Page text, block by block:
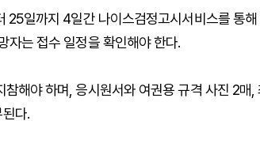
25일까지 4일간 나이스검정고시서비스를 통
자는 접수 일정을 확인해야 한다.
해야 하며, 응시원서와 여권용 규격 사진 2매
다.